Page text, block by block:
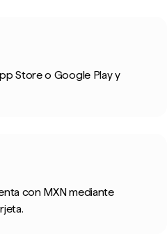
Store o Google Play y
con MXN mediante